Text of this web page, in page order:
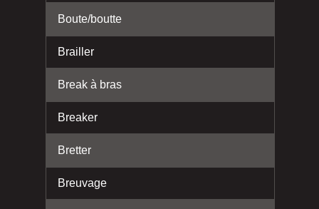
Boute/boutte
Brailler
Break à bras
Breaker
Bretter
Breuvage